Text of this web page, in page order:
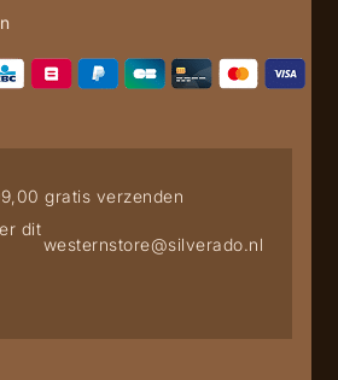
gratis verzenden
dit
westernstore@silverado.nl